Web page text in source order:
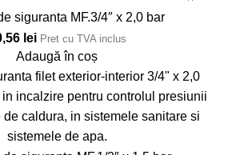
siguranta MF.3/4″ x 2,0 bar
lei Pret cu TVA inclus
Adaugă în coș
filet exterior-interior 3/4" x 2,0
in incalzire pentru controlul presiunii
de caldura, in sistemele sanitare si
sistemele de apa.